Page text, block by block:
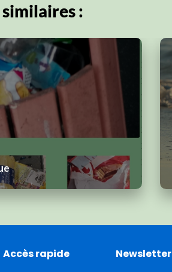
:
Accès rapide Newsletter